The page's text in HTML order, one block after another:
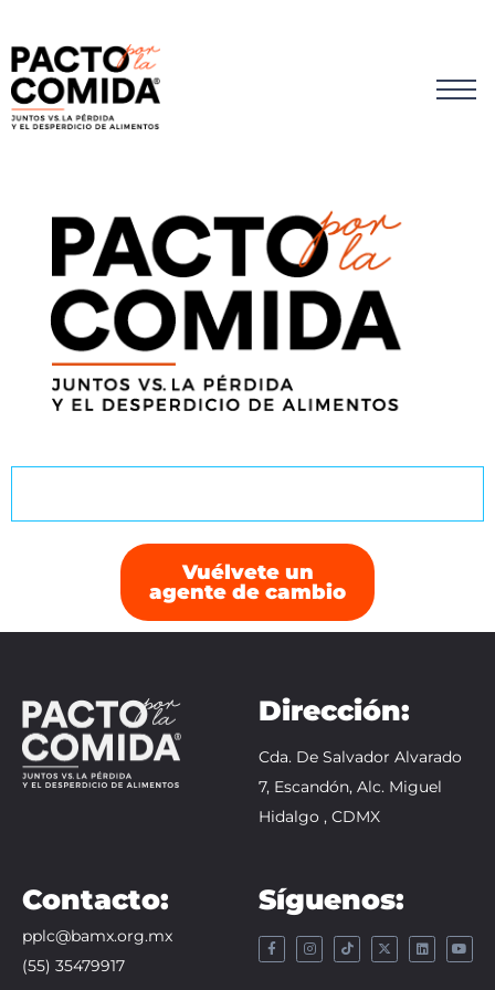
Vuélvete un
agente de cambio
Dirección:
Cda. De Salvador Alvarado
7, Escandón, Alc. Miguel
Hidalgo , CDMX
Contacto:
pplc@bamx.org.mx
(55) 35479917
Síguenos: